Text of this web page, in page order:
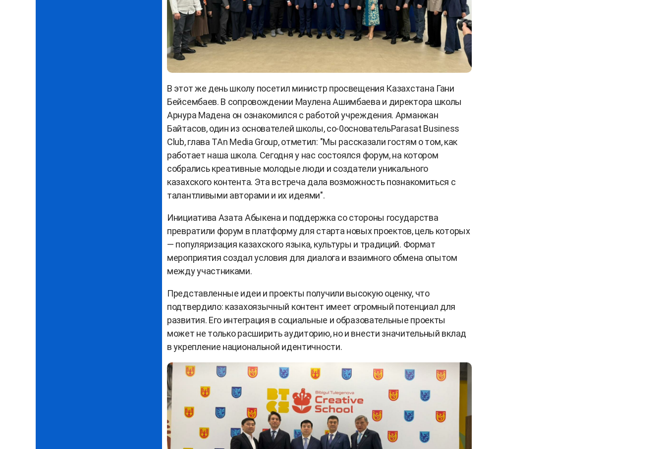
В этот же день школу посетил министр просвещения Казахстана Гани
Бейсембаев. В сопровождении Маулена Ашимбаева и директора школы
Арнура Мадена он ознакомился с работой учреждения. Арманжан
Байтасов, один из основателей школы, со-0основательParasat Business
Club, глава TAn Media Group, отметил: "Мы рассказали гостям о том, как
работает наша школа. Сегодня у нас состоялся форум, на котором
собрались креативные молодые люди и создатели уникального
казахского контента. Эта встреча дала возможность познакомиться с
талантливыми авторами и их идеями".
Инициатива Азата Абыкена и поддержка со стороны государства
превратили форум в платформу для старта новых проектов, цель которых
— популяризация казахского языка, культуры и традиций. Формат
мероприятия создал условия для диалога и взаимного обмена опытом
между участниками.
Представленные идеи и проекты получили высокую оценку, что
подтвердило: казахоязычный контент имеет огромный потенциал для
развития. Его интеграция в социальные и образовательные проекты
может не только расширить аудиторию, но и внести значительный вклад
в укрепление национальной идентичности.